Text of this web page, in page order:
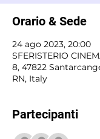
Orario & Sede
24 ago 2023, 20:00
SFERISTERIO
8, 47822
RN, Italy
Partecipanti